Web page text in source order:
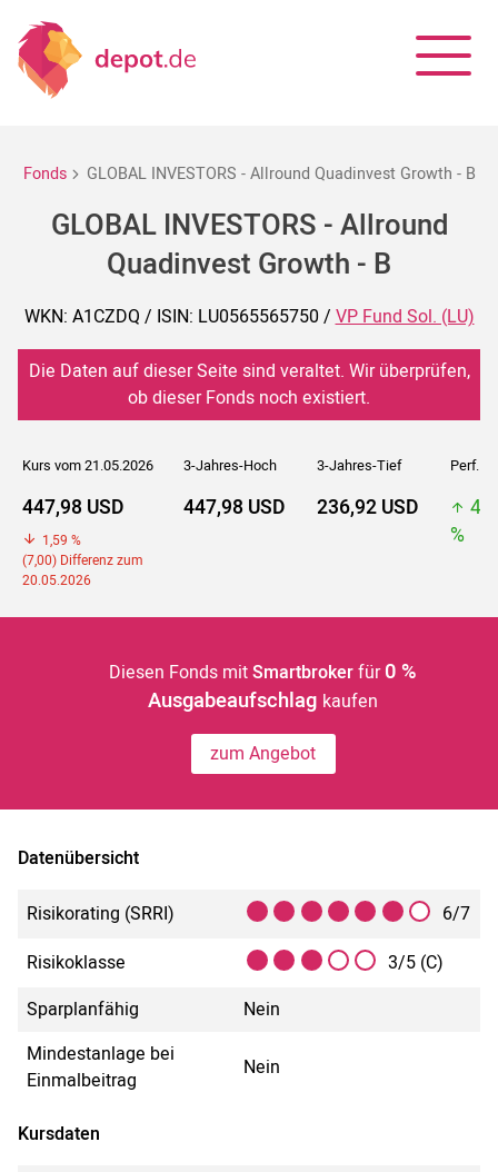
Fonds GLOBAL INVESTORS - Allround Quadinvest Growth - B
GLOBAL INVESTORS - Allround
Quadinvest Growth - B
WKN: A1CZDQ / ISIN: LU0565565750 /VP Fund Sol. (LU)
Die Daten auf dieser Seite sind veraltet. Wir überprüfen,
ob dieser Fonds noch existiert.
Kurs vom 21.05.2026 3-Jahres-Hoch 3-Jahres-Tief Perf. 5J
447,98 USD
1,59 %
(7,00) Differenz zum
20.05.2026
447,98 USD 236,92 USD
%
Diesen Fonds mitSmartbrokerfür0 %
Ausgabeaufschlag kaufen
zum Angebot
Datenübersicht
Risikorating (SRRI)
6/7
Risikoklasse
3/5 (C)
Sparplanfähig
Nein
Mindestanlage bei
Einmalbeitrag
Nein
Kursdaten